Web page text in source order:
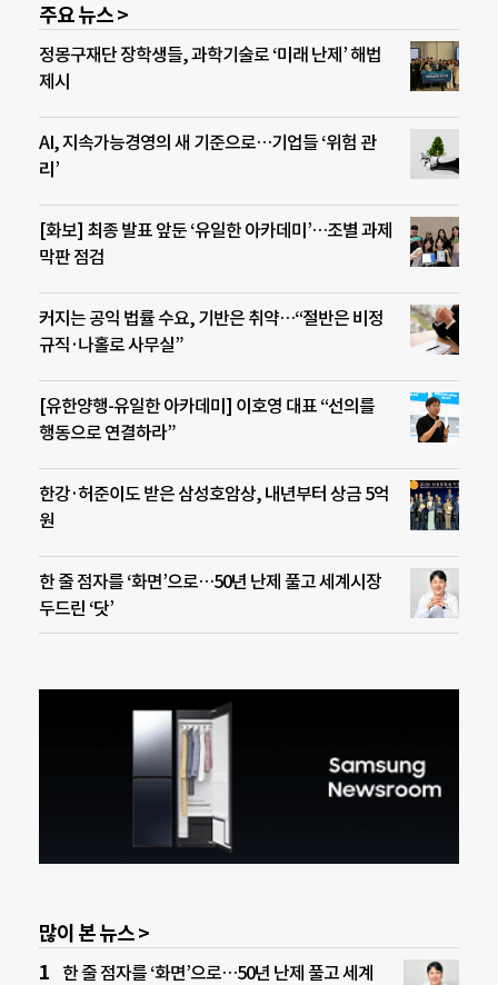
주요 뉴스 >
정몽구재단 장학생들, 과학기술로 ‘미래 난제’ 해법
제시
AI, 지속가능경영의 새 기준으로…기업들 ‘위험 관
리’
[화보] 최종 발표 앞둔 ‘유일한 아카데미’…조별 과제
막판 점검
커지는 공익 법률 수요, 기반은 취약…“절반은 비정
규직·나홀로 사무실”
[유한양행-유일한 아카데미] 이호영 대표 “선의를
행동으로 연결하라”
한강·허준이도 받은 삼성호암상, 내년부터 상금 5억
원
한 줄 점자를 ‘화면’으로…50년 난제 풀고 세계시장
두드린 ‘닷’
많이 본 뉴스 >
한 줄 점자를 ‘화면’으로…50년 난제 풀고 세계